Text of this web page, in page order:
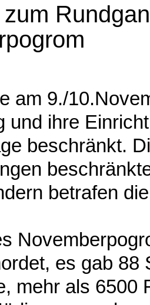
am 9./
und ihre
beschränkt.
betrafen
es gab
mehr als 6500